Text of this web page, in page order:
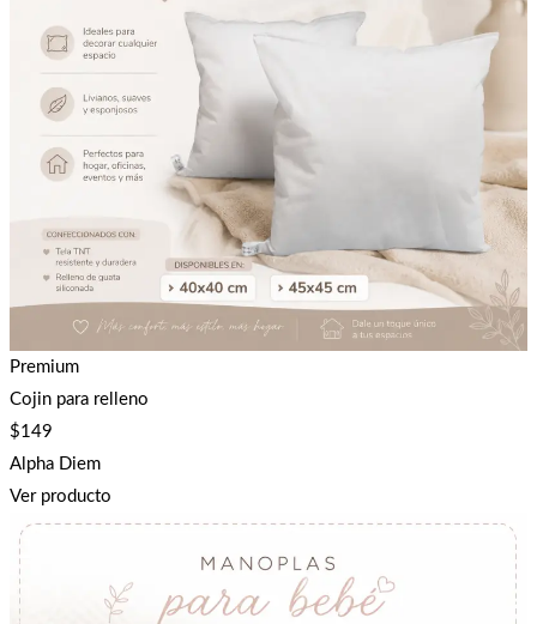
Premium
Cojin para relleno
$149
Alpha Diem
Ver producto